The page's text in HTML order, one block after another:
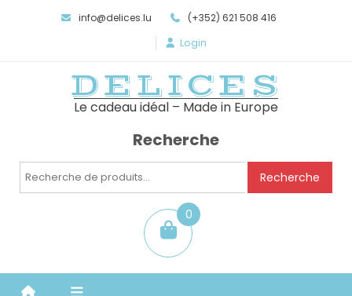
info@delices.lu (+352) 621 508 416
Login
DELICES
Le cadeau idéal – Made in Europe
Recherche
Recherche
Recherche
0
item